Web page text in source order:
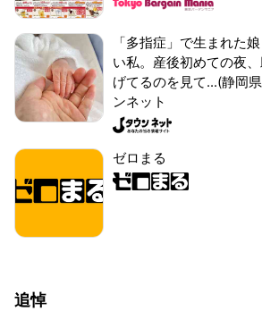
「多指症」で生まれた
い私。産後初めての夜
げてるのを見て...(静岡
ンネット
ゼロまる
追悼